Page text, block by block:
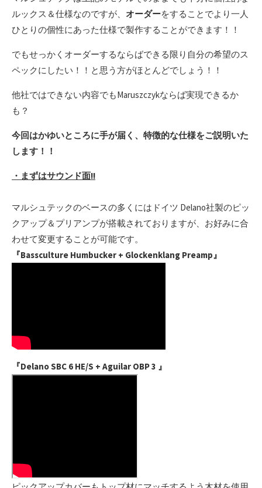
ルックス＆仕様なのですが、 オーダーをすることでより一人
ひとりの個性にあった仕様で製作することができます！！
でもせっかくオーダーするならばできる限り自分の希望のス
ペックにしたい！！と思う方がほとんどでしょう！！
他社ではできない内容でもMaruszczykならば実現できるか
も？
今回はかゆいところに手が届く、特徴的な仕様をご説明いた
します！！
・まずはサウンド面!!
マルシュテックのベースの多くにはドイツ Delano社製のピッ
クアップ＆プリアンプが搭載されておりますが、お好みに合
わせて変更することが可能です。
『Bassculture Humbucker + Glockenklang Preamp』
『Delano SBC 6 HE/S + Aguilar OBP 3 』